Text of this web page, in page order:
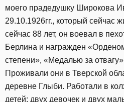
моего прадедушку Широкова
29.10.1926гг., который сейчас
сейчас 88 лет, он воевал в
Берлина и награжден
степени», «Медалью за
Проживали они в Тверской
деревне Глыби. Работали в
детей: двух девочек и двух